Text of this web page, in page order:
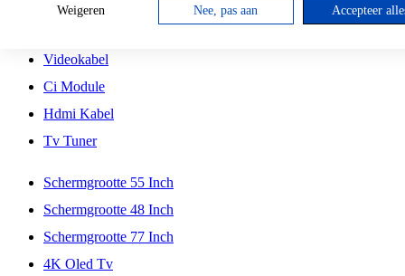
Antennekabel
Videokabel
Ci Module
Hdmi Kabel
Tv Tuner
Schermgrootte 55 Inch
Schermgrootte 48 Inch
Schermgrootte 77 Inch
4K Oled Tv
Weigeren Nee, pas aan Accepteer